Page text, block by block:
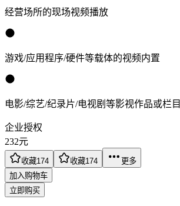
经营场所的现场视频播放
游戏/应用程序/硬件等载体的视频内置
电影/综艺/纪录片/电视剧等影视作品或栏目
企业授权
232元
收藏174 收藏174
更多
加入购物车
立即购买